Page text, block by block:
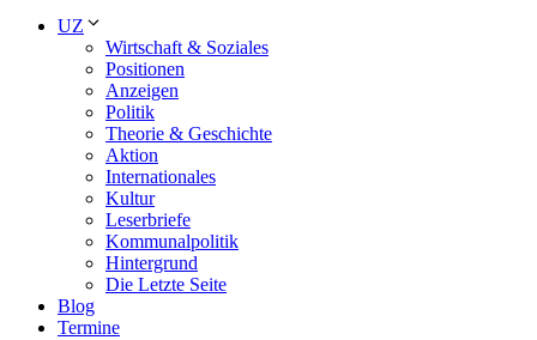
UZ
Wirtschaft & Soziales
Positionen
Anzeigen
Politik
Theorie & Geschichte
Aktion
Internationales
Kultur
Leserbriefe
Kommunalpolitik
Hintergrund
Die Letzte Seite
Blog
Termine